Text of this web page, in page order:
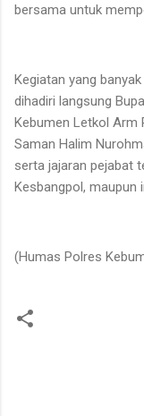
bersama untuk
Kegiatan yang
dihadiri langsung
Kebumen Letkol Arm
Saman Halim
serta jajaran pejabat
Kesbangpol, maupun
(Humas Polres